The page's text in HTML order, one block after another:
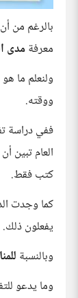
بالرغم من
معرفةمدى
ولنعلم ما
ووقته.
ففي دراسة
العام تبين أن
كتب فقط.
كما وجدت
يفعلون ذلك.
وبالنسبة
وما يدعو